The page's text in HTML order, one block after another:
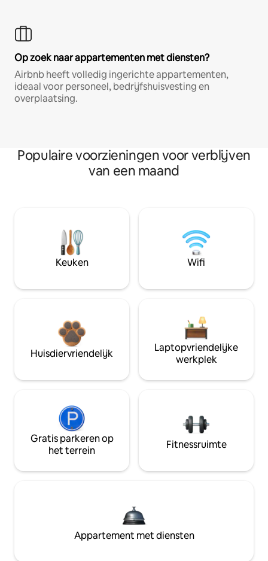
Op zoek naar appartementen met diensten?
Airbnb heeft volledig ingerichte appartementen,
ideaal voor personeel, bedrijfshuisvesting en
overplaatsing.
Populaire voorzieningen voor verblijven
van een maand
Keuken Wifi
Huisdiervriendelijk
Laptopvriendelijke
werkplek
Gratis parkeren op
het terrein
Fitnessruimte
Appartement met diensten